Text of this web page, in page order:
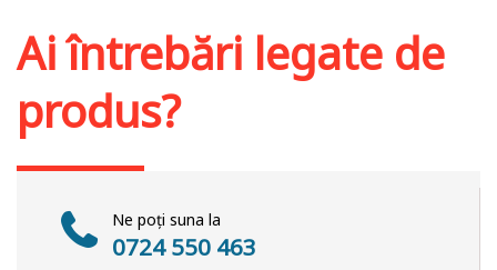
Ai întrebări legate de
produs?
Ne poți suna la
0724 550 463